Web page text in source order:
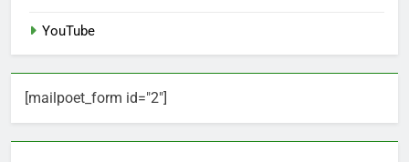
YouTube
[mailpoet_form id="2"]